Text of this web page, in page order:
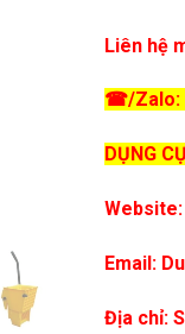
Liên hệ
☎/Zalo:
DỤNG
Email:
Địa chỉ: